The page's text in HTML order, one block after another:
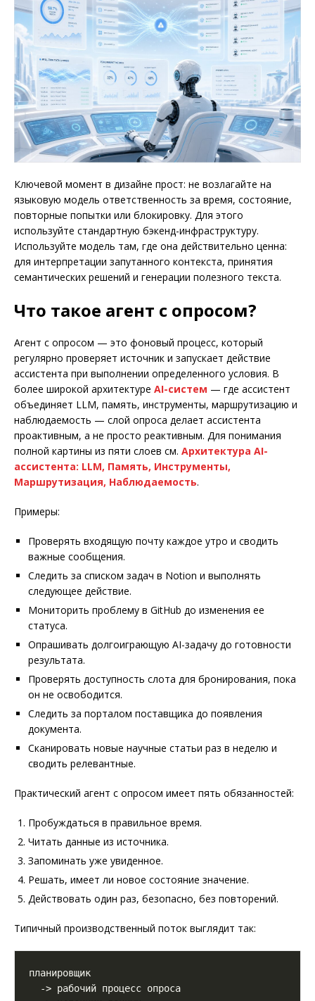
Ключевой момент в дизайне прост: не возлагайте на
языковую модель ответственность за время, состояние,
повторные попытки или блокировку. Для этого
используйте стандартную бэкенд-инфраструктуру.
Используйте модель там, где она действительно ценна:
для интерпретации запутанного контекста, принятия
семантических решений и генерации полезного текста.
Что такое агент с опросом?
Агент с опросом — это фоновый процесс, который
регулярно проверяет источник и запускает действие
ассистента при выполнении определенного условия. В
более широкой архитектуре AI-систем — где ассистент
объединяет LLM, память, инструменты, маршрутизацию и
наблюдаемость — слой опроса делает ассистента
проактивным, а не просто реактивным. Для понимания
полной картины из пяти слоев см. Архитектура AI-
ассистента: LLM, Память, Инструменты,
Маршрутизация, Наблюдаемость.
Примеры:
Проверять входящую почту каждое утро и сводить
важные сообщения.
Следить за списком задач в Notion и выполнять
следующее действие.
Мониторить проблему в GitHub до изменения ее
статуса.
Опрашивать долгоиграющую AI-задачу до готовности
результата.
Проверять доступность слота для бронирования, пока
он не освободится.
Следить за порталом поставщика до появления
документа.
Сканировать новые научные статьи раз в неделю и
сводить релевантные.
Практический агент с опросом имеет пять обязанностей:
Пробуждаться в правильное время.
Читать данные из источника.
Запоминать уже увиденное.
Решать, имеет ли новое состояние значение.
Действовать один раз, безопасно, без повторений.
Типичный производственный поток выглядит так: